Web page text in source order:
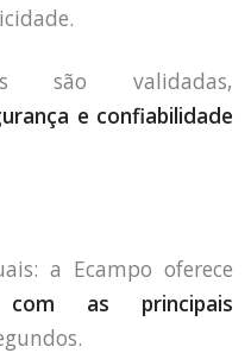
são validadas,
e confiabilidade
a Ecampo oferece
com as principais